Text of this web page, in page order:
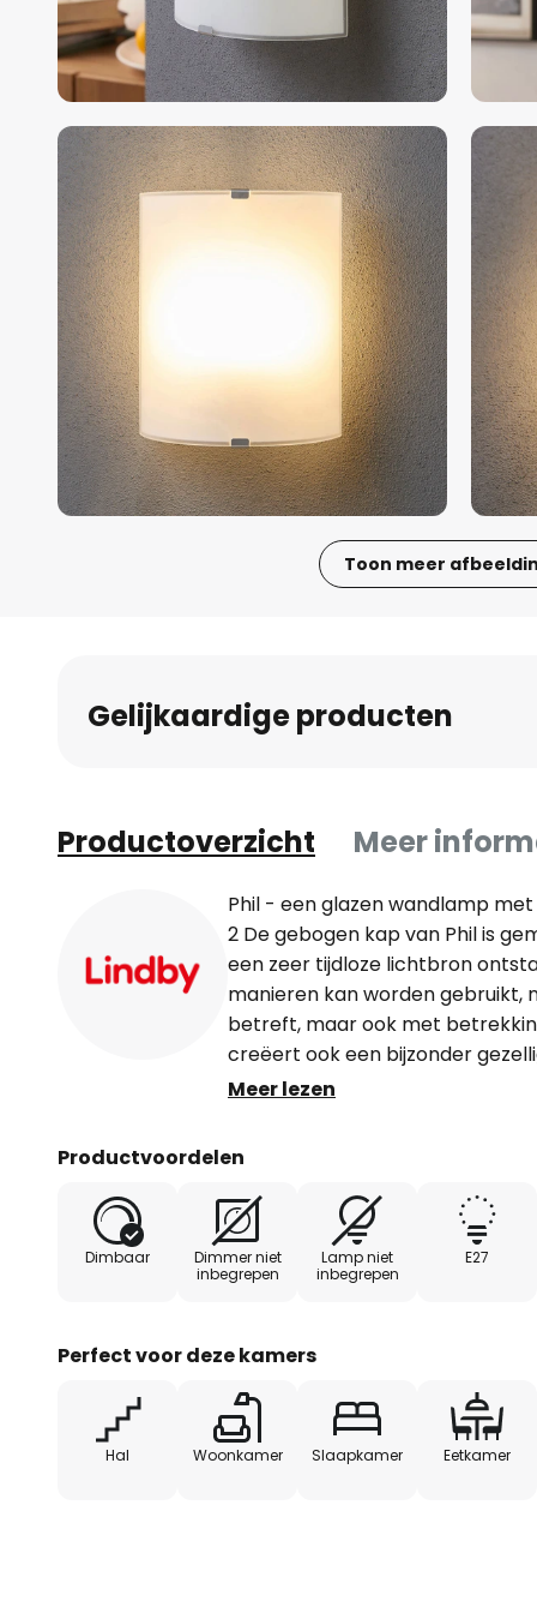
Toon meer
vanGelijkaardige producten
Productoverzicht Meer
Phil - een glazen wandlamp
2 De gebogen kap van Phil is
een zeer tijdloze lichtbron
manieren kan worden gebruikt,
betreft, maar ook met
creëert ook een bijzonder
door een huiselijk karakter.
Meer lezen
Productvoordelen
Dimbaar
Dimmer niet
inbegrepen
Lamp niet
inbegrepen
E27
Perfect voor deze kamers
Hal Woonkamer Slaapkamer Eetkamer